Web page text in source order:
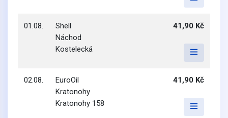
01.08.
Shell
Náchod
Kostelecká
41,90 Kč
02.08.
EuroOil
Kratonohy
Kratonohy 158
41,90 Kč